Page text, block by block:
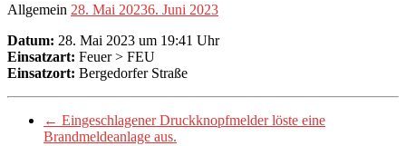
Allgemein 28. Mai 20236. Juni 2023
Datum: 28. Mai 2023 um 19:41 Uhr
Einsatzart: Feuer > FEU
Einsatzort: Bergedorfer Straße
← Eingeschlagener Druckknopfmelder löste eine
Brandmeldeanlage aus.